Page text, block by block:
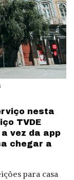
nesta
TVDE
vez da app
chegar a
para casa